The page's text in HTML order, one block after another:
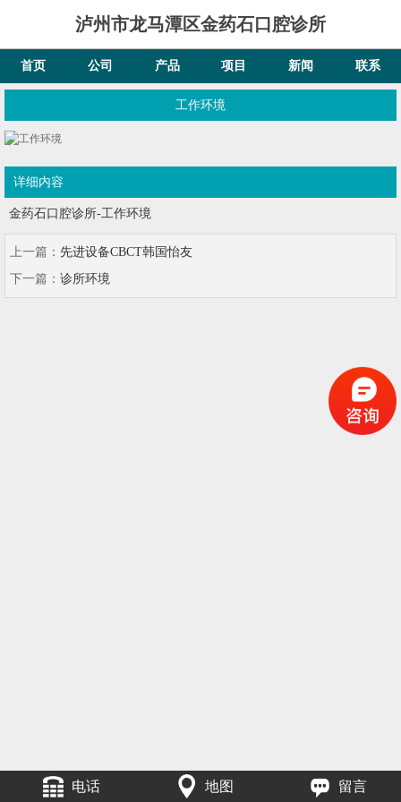
泸州市龙马潭区金药石口腔诊所
首页 公司 产品 项目 新闻 联系
工作环境
详细内容
金药石口腔诊所-工作环境
上一篇： 先进设备CBCT韩国怡友
下一篇： 诊所环境
电话 地图 留言